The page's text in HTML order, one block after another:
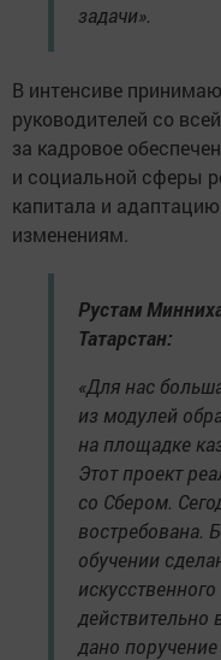
задачи».
В интенсиве
руководителей со
за кадровое
и социальной сферы
капитала и
изменениям.
Рустам
Татарстан:
«Для нас
из модулей
на площадке
Этот проект
со Сбером.
востребована.
обучении
дано